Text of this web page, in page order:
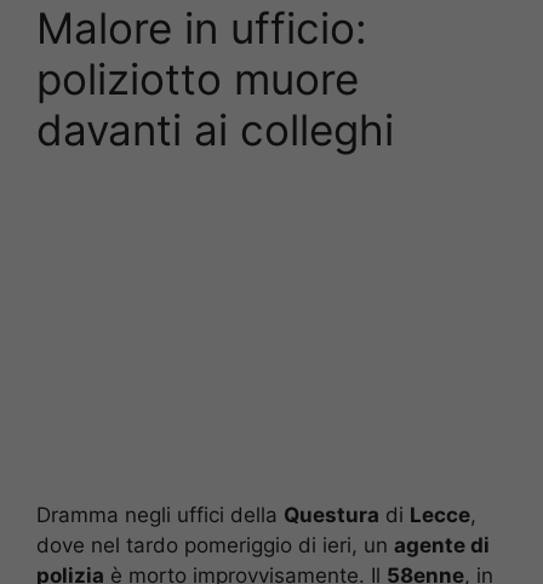
Malore in ufficio:
poliziotto muore
davanti ai colleghi
Dramma negli uffici della Questura di Lecce,
dove nel tardo pomeriggio di ieri, un agente di
polizia è morto improvvisamente. Il 58enne, in